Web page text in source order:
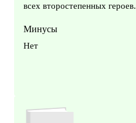
всех второстепенных героев.
Минусы
Нет